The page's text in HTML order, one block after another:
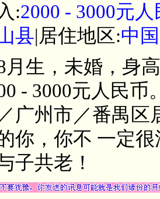
:2000 - 3000元
县|居住地区:中
月生，未婚，身
- 3000元人民
广州市／番禺区
你，你不 一定
子共老！